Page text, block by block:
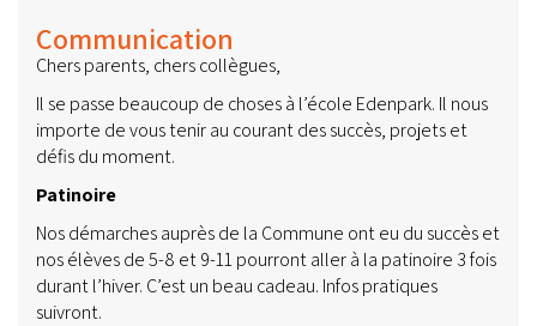
Communication
Chers parents, chers collègues,
Il se passe beaucoup de choses à l’école Edenpark. Il nous
importe de vous tenir au courant des succès, projets et
défis du moment.
Patinoire
Nos démarches auprès de la Commune ont eu du succès et
nos élèves de 5-8 et 9-11 pourront aller à la patinoire 3 fois
durant l’hiver. C’est un beau cadeau. Infos pratiques
suivront.